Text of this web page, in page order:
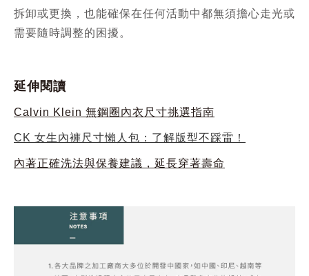
拆卸或更換，也能確保在任何活動中都無須擔心走光或
需要隨時調整的困擾。
延伸閱讀
Calvin Klein 無鋼圈內衣尺寸挑選指南
CK 女生內褲尺寸懶人包：了解版型不踩雷！
內著正確洗法與保養建議，延長穿著壽命